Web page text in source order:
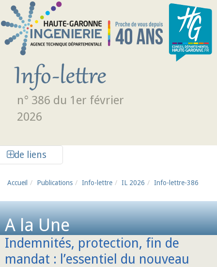
Aller au contenu principal
n° 386 du 1er février
2026
de liens
Accueil Publications Info-lettre IL 2026 Info-lettre-386
A la Une
Indemnités, protection, fin de
mandat : l’essentiel du nouveau